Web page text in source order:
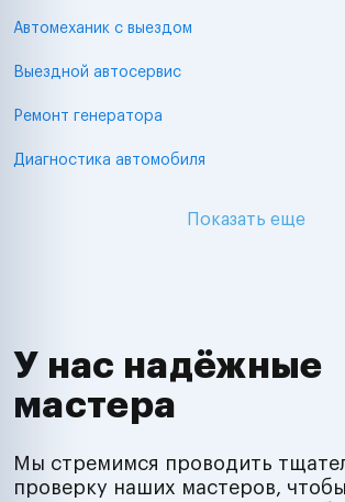
Автомеханик с выездом
Выездной автосервис
Ремонт генератора
Диагностика автомобиля
Показать еще
У нас надёжные
мастера
Мы стремимся проводить
проверку наших мастеров, чтобы